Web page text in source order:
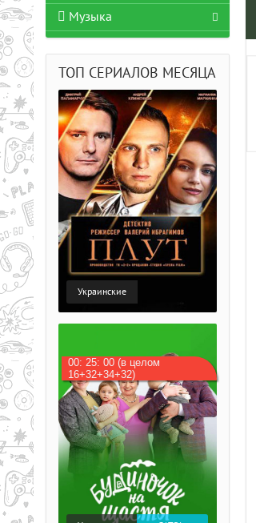
Музыка
ТОП СЕРИАЛОВ МЕСЯЦА
Украинские
00: 25: 00 (в целом
16+32+34+32)